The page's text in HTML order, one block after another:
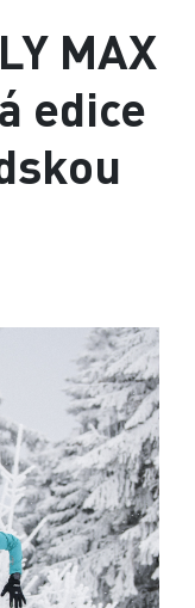
MAX
edice